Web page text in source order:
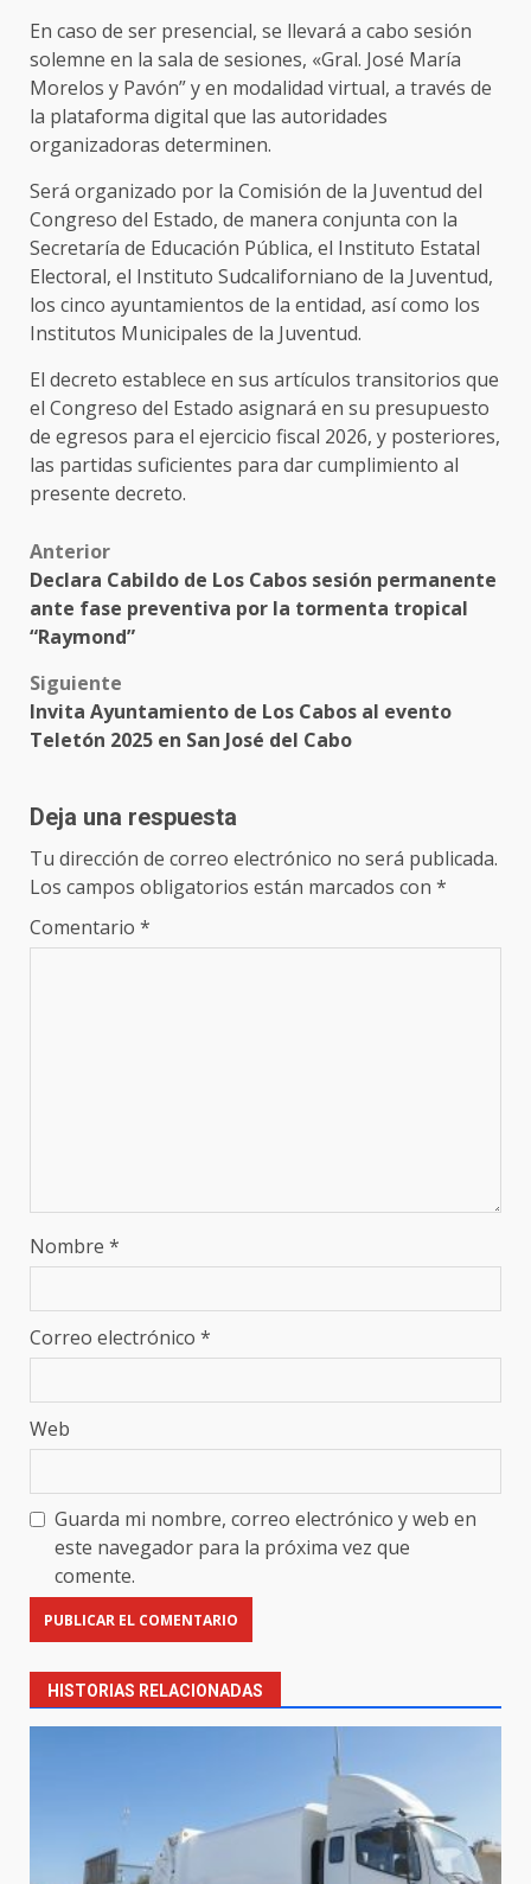
En caso de ser presencial, se llevará a cabo sesión
solemne en la sala de sesiones, «Gral. José María
Morelos y Pavón” y en modalidad virtual, a través de
la plataforma digital que las autoridades
organizadoras determinen.
Será organizado por la Comisión de la Juventud del
Congreso del Estado, de manera conjunta con la
Secretaría de Educación Pública, el Instituto Estatal
Electoral, el Instituto Sudcaliforniano de la Juventud,
los cinco ayuntamientos de la entidad, así como los
Institutos Municipales de la Juventud.
El decreto establece en sus artículos transitorios que
el Congreso del Estado asignará en su presupuesto
de egresos para el ejercicio fiscal 2026, y posteriores,
las partidas suficientes para dar cumplimiento al
presente decreto.
Post
navigation
Anterior
Declara Cabildo de Los Cabos sesión permanente
ante fase preventiva por la tormenta tropical
“Raymond”
Siguiente
Invita Ayuntamiento de Los Cabos al evento
Teletón 2025 en San José del Cabo
Deja una respuesta
Tu dirección de correo electrónico no será publicada.
Los campos obligatorios están marcados con *
Comentario *
Nombre *
Correo electrónico *
Web
Guarda mi nombre, correo electrónico y web en
este navegador para la próxima vez que
comente.
HISTORIAS RELACIONADAS